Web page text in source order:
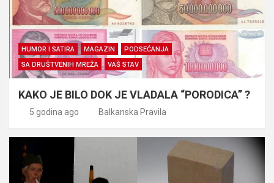
HUMOR I SATIRA MAGAZIN
PODSEĆANJA
SA DRUŠTVENIH MREŽA
VAŠ STAV
KAKO JE BILO DOK JE VLADALA “PORODICA” ?
5 godina ago Balkanska Pravila